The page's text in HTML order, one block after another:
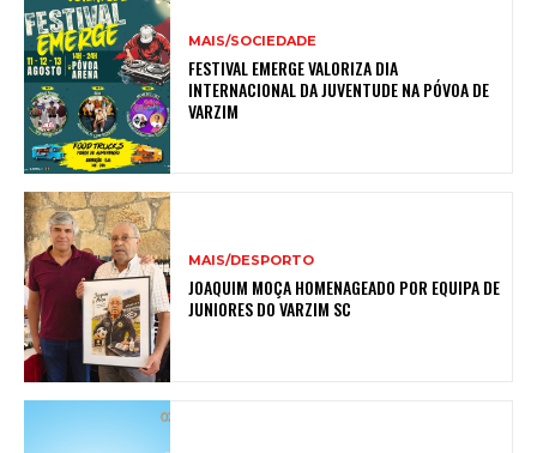
MAIS/SOCIEDADE
FESTIVAL EMERGE VALORIZA DIA
INTERNACIONAL DA JUVENTUDE NA PÓVOA DE
VARZIM
MAIS/DESPORTO
JOAQUIM MOÇA HOMENAGEADO POR EQUIPA DE
JUNIORES DO VARZIM SC